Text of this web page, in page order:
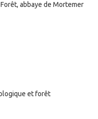
abbaye de Mortemer
et forêt